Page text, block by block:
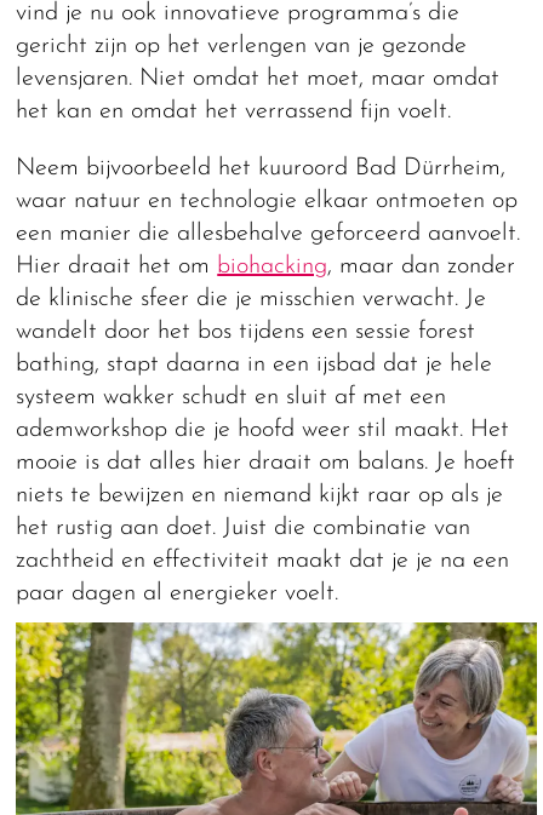
vind je nu ook innovatieve programma’s die
gericht zijn op het verlengen van je gezonde
levensjaren. Niet omdat het moet, maar omdat
het kan en omdat het verrassend fijn voelt.
Neem bijvoorbeeld het kuuroord Bad Dürrheim,
waar natuur en technologie elkaar ontmoeten op
een manier die allesbehalve geforceerd aanvoelt.
Hier draait het om biohacking, maar dan zonder
de klinische sfeer die je misschien verwacht. Je
wandelt door het bos tijdens een sessie forest
bathing, stapt daarna in een ijsbad dat je hele
systeem wakker schudt en sluit af met een
ademworkshop die je hoofd weer stil maakt. Het
mooie is dat alles hier draait om balans. Je hoeft
niets te bewijzen en niemand kijkt raar op als je
het rustig aan doet. Juist die combinatie van
zachtheid en effectiviteit maakt dat je je na een
paar dagen al energieker voelt.